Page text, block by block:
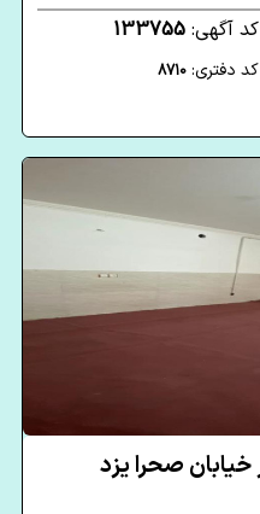
کد آگهی: 133755
کد دفتری: 8710